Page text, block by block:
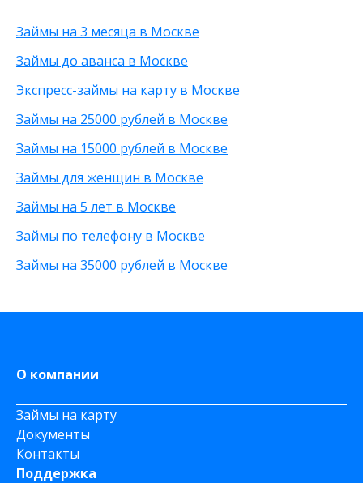
Для погашения задолженности
Без указания работы
С временной регистрацией
Без фото
Без процентов
С высоким одобрением
Без залога
Без посредников
Без посещения офиса
Без звонков
80 000 рублей
200 рублей
25 000 рублей
15 000 рублей
30 000 рублей
8 000 рублей
20 000 рублей
Займы на 3 месяца в Москве
Займы до аванса в Москве
Экспресс-займы на карту в Москве
Займы на 25000 рублей в Москве
Займы на 15000 рублей в Москве
Займы для женщин в Москве
Займы на 5 лет в Москве
Займы по телефону в Москве
Займы на 35000 рублей в Москве
О компании
Займы на карту
Документы
Контакты
Поддержка